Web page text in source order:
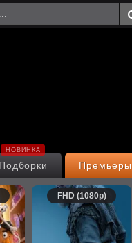
Премьеры
Подборки
НОВИНКА
FHD (1080p)